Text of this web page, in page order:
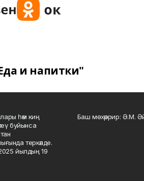
и напитки"
һәм киң
буйынса
теркәлде.
йылдың 19
Баш мөхәррир: Ә.М.